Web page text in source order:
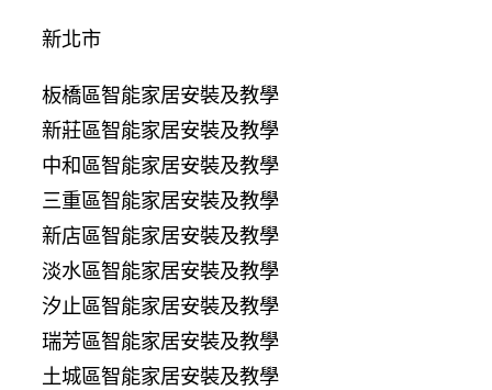
新北市
板橋區智能家居安裝及教學
新莊區智能家居安裝及教學
中和區智能家居安裝及教學
三重區智能家居安裝及教學
新店區智能家居安裝及教學
淡水區智能家居安裝及教學
汐止區智能家居安裝及教學
瑞芳區智能家居安裝及教學
土城區智能家居安裝及教學